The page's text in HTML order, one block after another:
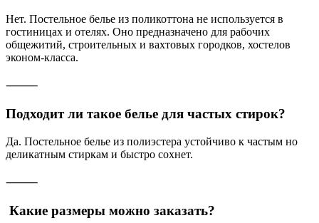
Нет. Постельное белье из поликоттона не используется в
гостиницах и отелях. Оно предназначено для рабочих
общежитий, строительных и вахтовых городков, хостелов
эконом-класса.
⸻
Подходит ли такое белье для частых стирок?
Да. Постельное белье из полиэстера устойчиво к частым но
деликатным стиркам и быстро сохнет.
⸻
Какие размеры можно заказать?